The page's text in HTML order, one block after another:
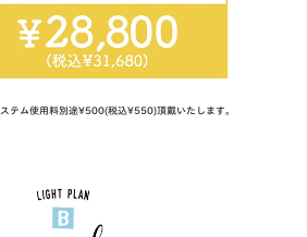
テム使用料別途¥500(税込¥550)頂戴いたします。